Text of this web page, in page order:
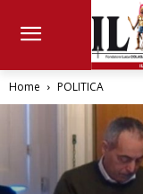
Home POLITICA